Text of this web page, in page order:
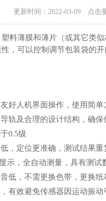
更新时间：2022-03-09 点击
料薄膜和薄片（或其它类
，可以控制调节包装袋的
好人机界面操作，使用简
轨及合理的设计结构，确
0.5级
，定位更准确，测试结果重
示，全自动测量，具有测
低，不需更换色带，更换
有效避免传感器因运动振